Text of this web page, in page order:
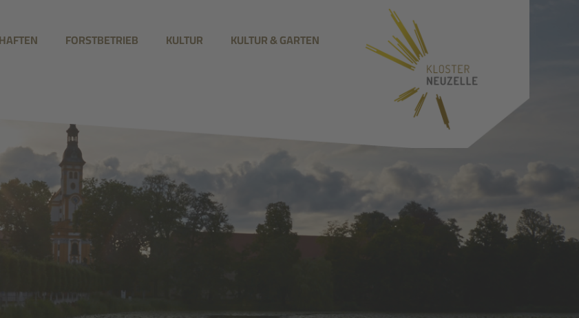
FORSTBETRIEB KULTUR KULTUR & GARTEN